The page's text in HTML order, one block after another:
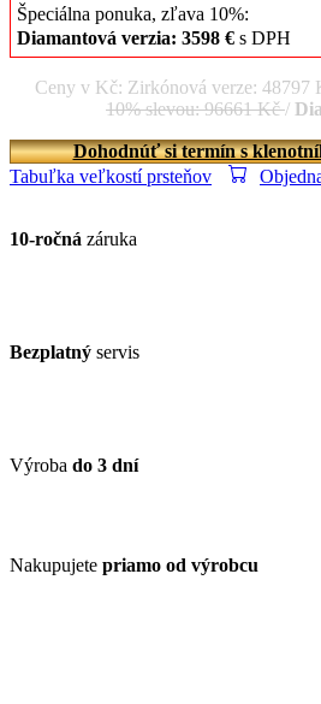
Špeciálna ponuka, zľava 10%:
Diamantová verzia: 3598 € s DPH
Ceny v Kč: Zirkónová verze: 48797
10% slevou: 96661 Kč/
Dohodnúť si termín s
Tabuľka veľkostí prsteňov
10-ročná záruka
Bezplatný servis
Výroba do 3 dní
Nakupujete priamo od výrobcu